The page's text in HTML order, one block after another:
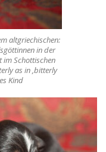
altgriechischen:
in der
im Schottischen
as in ‚bitterly
Kind